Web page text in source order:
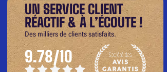
UN SERVICE CLIENT
RÉACTIF & À L’ÉCOUTE !
Des milliers de clients satisfaits.
9.78/10